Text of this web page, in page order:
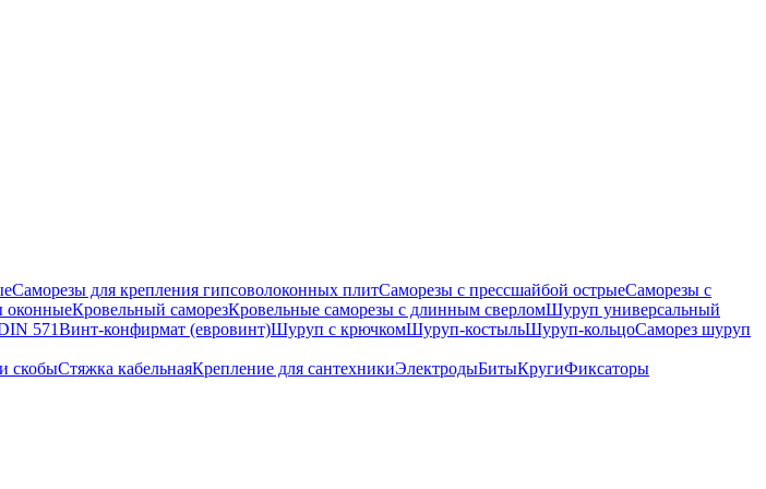
Саморезы для крепления гипсоволоконных плитСаморезы с прессшайбой острыеСаморезы с
оконныеКровельный саморезКровельные саморезы с длинным сверломШуруп универсальный
571Винт-конфирмат (евровинт)Шуруп с крючкомШуруп-костыльШуруп-кольцоСаморез шуруп
скобыСтяжка кабельнаяКрепление для сантехникиЭлектродыБитыКругиФиксаторы